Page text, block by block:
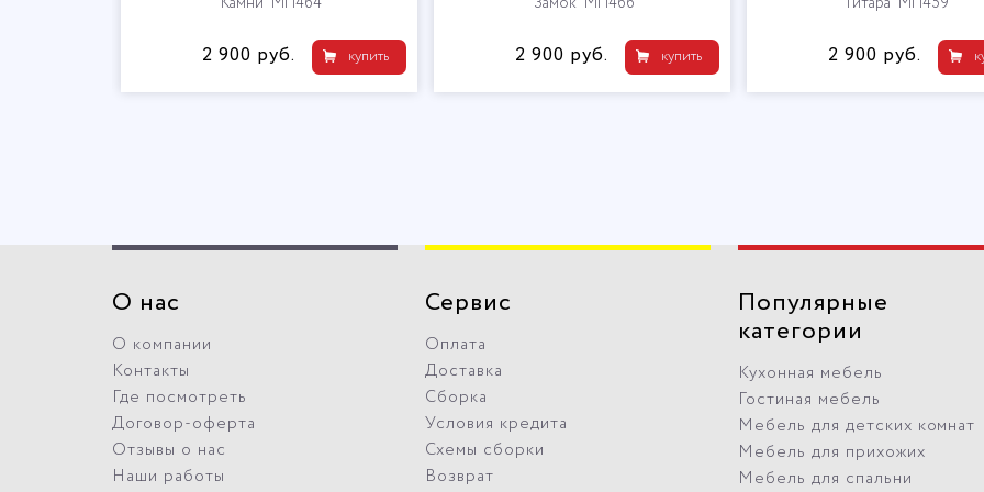
купить
2 900 руб. купить
2 900 руб. 2 900 руб.
О нас
О компании
Контакты
Где посмотреть
Договор-оферта
Отзывы о нас
Наши работы
Сервис
Оплата
Доставка
Сборка
Условия кредита
Схемы сборки
Возврат
Популярные
категории
Кухонная мебель
Гостиная мебель
Мебель для детских комнат
Мебель для прихожих
Мебель для спальни